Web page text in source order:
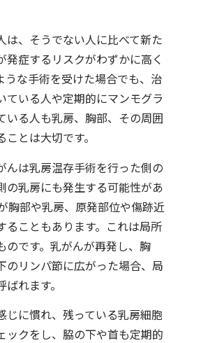
は、そうでない人に比べて新た
発症するリスクがわずかに高く
うな手術を受けた場合でも、治
ている人や定期的にマンモグラ
いる人も乳房、胸部、その周囲
とは大切です。
んは乳房温存手術を行った側の
の乳房にも発生する可能性があ
胸部や乳房、原発部位や傷跡近
ることもあります。これは局所
のです。乳がんが再発し、胸
のリンパ節に広がった場合、局
れます。
じに慣れ、残っている乳房細胞
ックをし、脇の下や首も定期的